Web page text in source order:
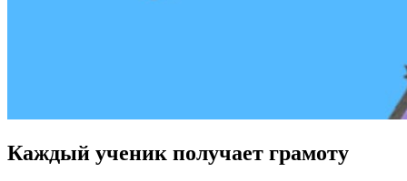
Каждый ученик получает грамоту